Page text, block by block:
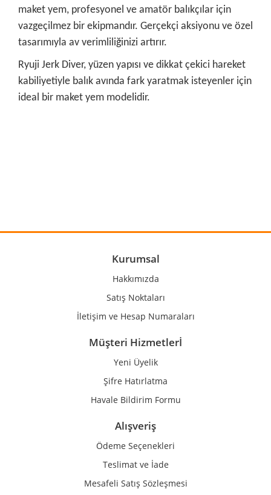
maket yem, profesyonel ve amatör balıkçılar için
vazgeçilmez bir ekipmandır. Gerçekçi aksiyonu ve özel
tasarımıyla av verimliliğinizi artırır.
Ryuji Jerk Diver, yüzen yapısı ve dikkat çekici hareket
kabiliyetiyle balık avında fark yaratmak isteyenler için
ideal bir maket yem modelidir.
Ürün açıklamasında eksik bilgiler bulunuyor.
Ürün bilgilerinde hatalar bulunuyor.
Gönder
Kurumsal
Hakkımızda
Satış Noktaları
İletişim ve Hesap Numaraları
Müşteri Hizmetlerİ
Yeni Üyelik
Şifre Hatırlatma
Havale Bildirim Formu
Alışveriş
Ödeme Seçenekleri
Teslimat ve İade
Mesafeli Satış Sözleşmesi